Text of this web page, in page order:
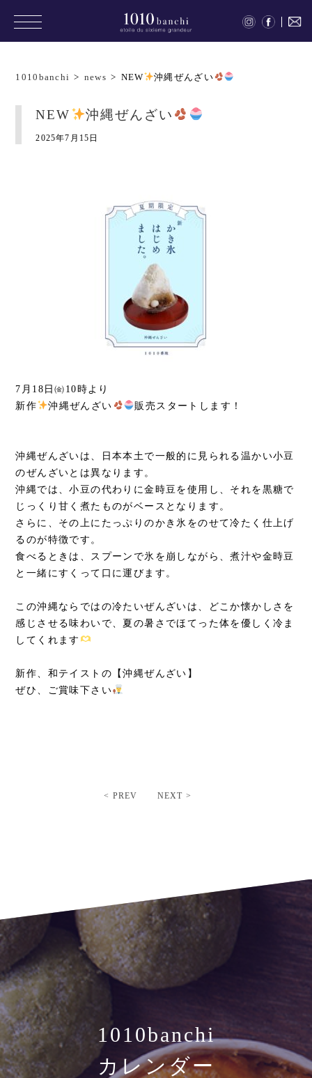
1010banchi > news > NEW 沖縄ぜんざい
NEW 沖縄ぜんざい
2025年7月15日
7月18日㈮10時より
新作
沖縄ぜんざい 販売スタートします！
沖縄ぜんざいは、日本本土で一般的に見られる温かい小豆
のぜんざいとは異なります。
沖縄では、小豆の代わりに金時豆を使用し、それを黒糖で
じっくり甘く煮たものがベースとなります。
さらに、その上にたっぷりのかき氷をのせて冷たく仕上げ
るのが特徴です。
食べるときは、スプーンで氷を崩しながら、煮汁や金時豆
と一緒にすくって口に運びます。
この沖縄ならではの冷たいぜんざいは、どこか懐かしさを
感じさせる味わいで、夏の暑さでほてった体を優しく冷ま
してくれます
新作、和テイストの【沖縄ぜんざい】
ぜひ、ご賞味下さい
< PREV NEXT >
1010banchi
カレンダー